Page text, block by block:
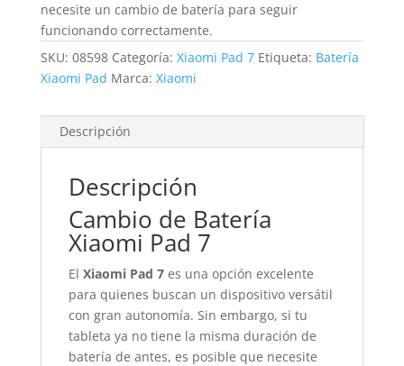
necesite un cambio de batería para seguir
funcionando correctamente.
SKU: 08598 Categoría: Xiaomi Pad 7 Etiqueta: Batería
Xiaomi Pad Marca: Xiaomi
Descripción
Descripción
Cambio de Batería
Xiaomi Pad 7
El Xiaomi Pad 7es una opción excelente
para quienes buscan un dispositivo versátil
con gran autonomía. Sin embargo, si tu
tableta ya no tiene la misma duración de
batería de antes, es posible que necesite